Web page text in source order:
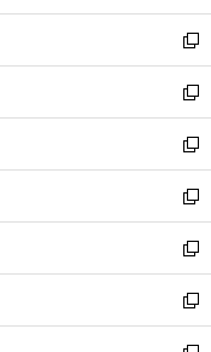
ウ
で
開
く
ン
ド
ウ
で
開
く
ウ
ィ
ン
ド
ウ
で
開
く
し
い
ウ
ィ
ン
ド
ウ
で
開
く
新
し
い
ウ
ィ
ン
ド
ウ
で
開
く
新
し
い
ウ
ィ
ン
ド
ウ
で
開
新
し
い
ウ
ィ
ン
ド
ウ
新
し
い
ウ
ィ
ン
新
し
い
ウ
新
し